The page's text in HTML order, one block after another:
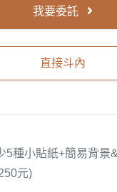
我要委託
直接斗內
5種小貼紙+簡易背景
元)